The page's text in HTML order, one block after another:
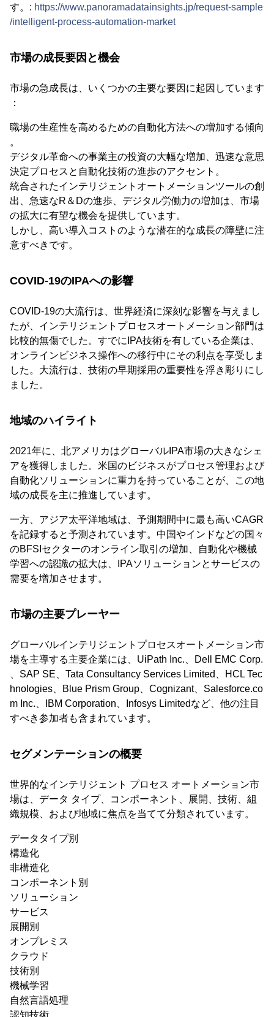
す。: https://www.panoramadatainsights.jp/request-sample
/intelligent-process-automation-market
市場の成長要因と機会
市場の急成長は、いくつかの主要な要因に起因しています
：
職場の生産性を高めるための自動化方法への増加する傾向
。
デジタル革命への事業主の投資の大幅な増加、迅速な意思
決定プロセスと自動化技術の進歩のアクセント。
統合されたインテリジェントオートメーションツールの創
出、急速なR＆Dの進歩、デジタル労働力の増加は、市場
の拡大に有望な機会を提供しています。
しかし、高い導入コストのような潜在的な成長の障壁に注
意すべきです。
COVID-19のIPAへの影響
COVID-19の大流行は、世界経済に深刻な影響を与えまし
たが、インテリジェントプロセスオートメーション部門は
比較的無傷でした。すでにIPA技術を有している企業は、
オンラインビジネス操作への移行中にその利点を享受しま
した。大流行は、技術の早期採用の重要性を浮き彫りにし
ました。
地域のハイライト
2021年に、北アメリカはグローバルIPA市場の大きなシェ
アを獲得しました。米国のビジネスがプロセス管理および
自動化ソリューションに重力を持っていることが、この地
域の成長を主に推進しています。
一方、アジア太平洋地域は、予測期間中に最も高いCAGR
を記録すると予測されています。中国やインドなどの国々
のBFSIセクターのオンライン取引の増加、自動化や機械
学習への認識の拡大は、IPAソリューションとサービスの
需要を増加させます。
市場の主要プレーヤー
グローバルインテリジェントプロセスオートメーション市
場を主導する主要企業には、UiPath Inc.、Dell EMC Corp.
、SAP SE、Tata Consultancy Services Limited、HCL Tec
hnologies、Blue Prism Group、Cognizant、Salesforce.co
m Inc.、IBM Corporation、Infosys Limitedなど、他の注目
すべき参加者も含まれています。
セグメンテーションの概要
世界的なインテリジェント プロセス オートメーション市
場は、データ タイプ、コンポーネント、展開、技術、組
織規模、および地域に焦点を当てて分類されています。
データタイプ別
構造化
非構造化
コンポーネント別
ソリューション
サービス
展開別
オンプレミス
クラウド
技術別
機械学習
自然言語処理
認知技術